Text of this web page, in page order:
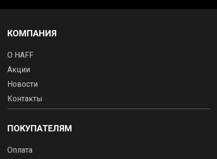
КОМПАНИЯ
О HAFF
Акции
Новости
Контакты
ПОКУПАТЕЛЯМ
Оплата